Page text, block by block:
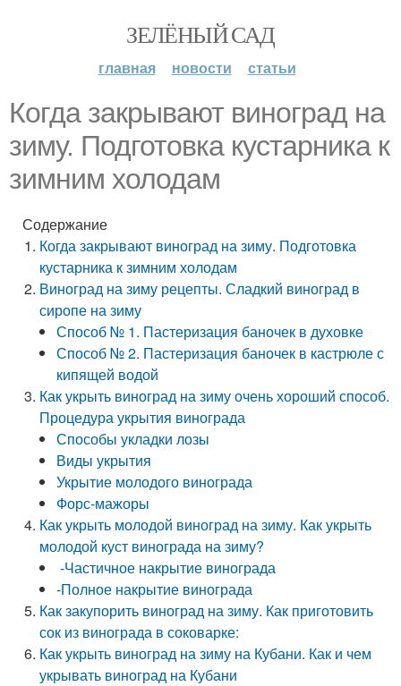
ЗЕЛЁНЫЙ САД
главная новости статьи
Когда закрывают виноград на
зиму. Подготовка кустарника к
зимним холодам
Содержание
Когда закрывают виноград на зиму. Подготовка
кустарника к зимним холодам
Виноград на зиму рецепты. Сладкий виноград в
сиропе на зиму
Способ № 1. Пастеризация баночек в духовке
Способ № 2. Пастеризация баночек в кастрюле с
кипящей водой
Как укрыть виноград на зиму очень хороший способ.
Процедура укрытия винограда
Способы укладки лозы
Виды укрытия
Укрытие молодого винограда
Форс-мажоры
Как укрыть молодой виноград на зиму. Как укрыть
молодой куст винограда на зиму?
-Частичное накрытие винограда
-Полное накрытие винограда
Как закупорить виноград на зиму. Как приготовить
сок из винограда в соковарке:
Как укрыть виноград на зиму на Кубани. Как и чем
укрывать виноград на Кубани